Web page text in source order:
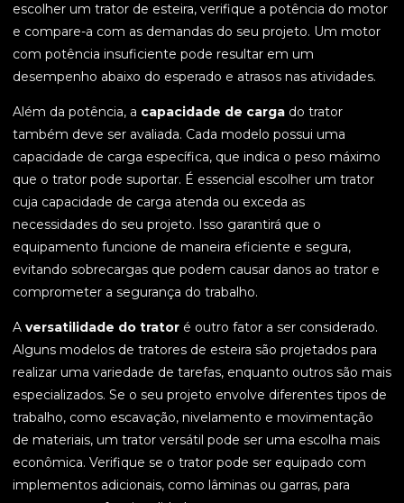
escolher um trator de esteira, verifique a potência do motor
e compare-a com as demandas do seu projeto. Um motor
com potência insuficiente pode resultar em um
desempenho abaixo do esperado e atrasos nas atividades.
Além da potência, a capacidade de carga do trator
também deve ser avaliada. Cada modelo possui uma
capacidade de carga específica, que indica o peso máximo
que o trator pode suportar. É essencial escolher um trator
cuja capacidade de carga atenda ou exceda as
necessidades do seu projeto. Isso garantirá que o
equipamento funcione de maneira eficiente e segura,
evitando sobrecargas que podem causar danos ao trator e
comprometer a segurança do trabalho.
A versatilidade do trator é outro fator a ser considerado.
Alguns modelos de tratores de esteira são projetados para
realizar uma variedade de tarefas, enquanto outros são mais
especializados. Se o seu projeto envolve diferentes tipos de
trabalho, como escavação, nivelamento e movimentação
de materiais, um trator versátil pode ser uma escolha mais
econômica. Verifique se o trator pode ser equipado com
implementos adicionais, como lâminas ou garras, para